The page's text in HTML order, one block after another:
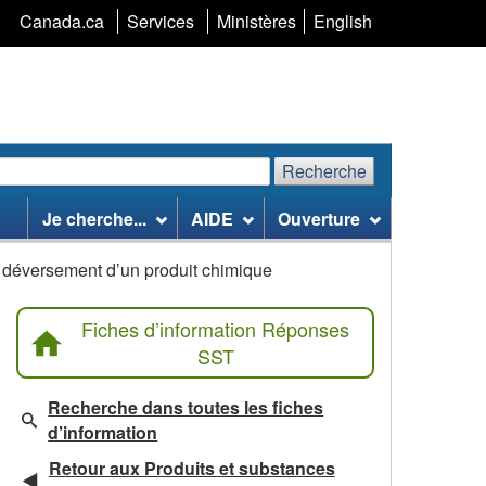
Canada.ca Services Ministères Sélection
langue
English
Recherche
Je cherche... AIDE Ouverture
d’un produit chimique
Fiches d’information Réponses
SST
Recherche dans toutes les fiches
d’information
Retour aux Produits et substances